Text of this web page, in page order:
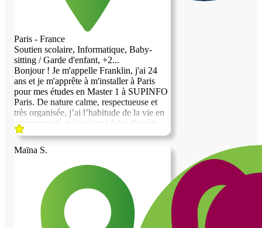
Paris - France
Soutien scolaire, Informatique, Baby-
sitting / Garde d'enfant, +2...
Bonjour ! Je m'appelle Franklin, j'ai 24
ans et je m'apprête à m'installer à Paris
pour mes études en Master 1 à SUPINFO
Paris. De nature calme, respectueuse et
très organisée, j’ai l’habitude de la vie en
communauté et je sais me faire discrète
quand il le faut. Mon rythme de vie sera
alternance si j'en trouve) et mes révisions
le soir. Je recherche un hébergement
chaleureux en échange de services. Au
plaisir d'échanger avec vous !
Maïna S.